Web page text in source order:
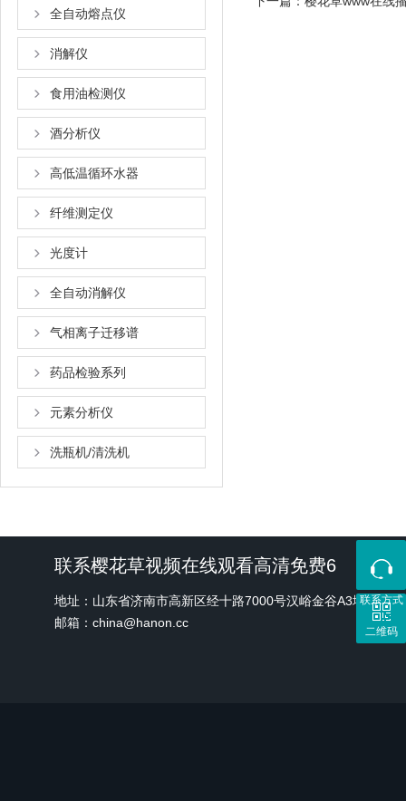
全自动熔点仪
消解仪
食用油检测仪
酒分析仪
高低温循环水器
纤维测定仪
光度计
全自动消解仪
气相离子迁移谱
药品检验系列
元素分析仪
洗瓶机/清洗机
联系樱花草视频在线观看高清免费6
地址：山东省济南市高新区经十路7000号汉峪金谷A3地块1号
邮箱：china@hanon.cc
联系方式
二维码